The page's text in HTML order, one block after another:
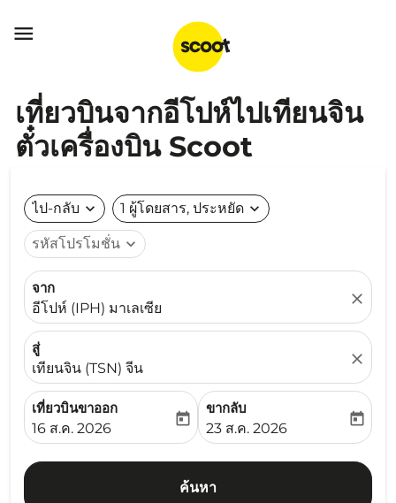

เที่ยวบินจากอีโปห์ไปเทียนจิน
ตั๋วเครื่องบิน Scoot
ไป-กลับ expand_more 1 ผู้โดยสาร, ประหยัด expand_more
รหัสโปรโมชั่น expand_more
จาก
อีโปห์ (IPH) มาเลเซีย
close
สู่
เทียนจิน (TSN) จีน
close
เที่ยวบินขาออก
fc-booking-departure-date-aria-label
16 ส.ค. 2026
today
ขากลับ
fc-booking-return-date-
23 ส.ค. 2026
today
ค้นหา